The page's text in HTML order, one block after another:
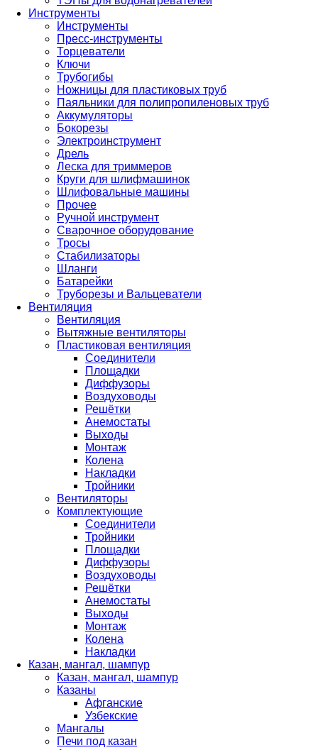
Инструменты
Инструменты
Пресс-инструменты
Торцеватели
Ключи
Трубогибы
Ножницы для пластиковых труб
Паяльники для полипропиленовых труб
Аккумуляторы
Бокорезы
Электроинструмент
Дрель
Леска для триммеров
Круги для шлифмашинок
Шлифовальные машины
Прочее
Ручной инструмент
Сварочное оборудование
Тросы
Стабилизаторы
Шланги
Батарейки
Труборезы и Вальцеватели
Вентиляция
Вентиляция
Вытяжные вентиляторы
Пластиковая вентиляция
Соединители
Площадки
Диффузоры
Воздуховоды
Решётки
Анемостаты
Выходы
Монтаж
Колена
Накладки
Тройники
Вентиляторы
Комплектующие
Соединители
Тройники
Площадки
Диффузоры
Воздуховоды
Решётки
Анемостаты
Выходы
Монтаж
Колена
Накладки
Казан, мангал, шампур
Казан, мангал, шампур
Казаны
Афганские
Узбекские
Мангалы
Печи под казан